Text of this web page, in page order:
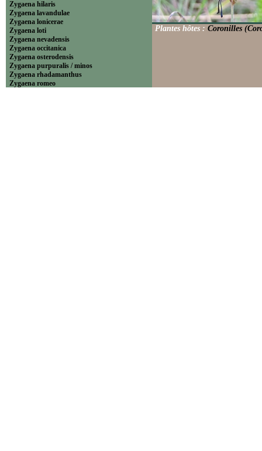
Zygaena hilaris
Zygaena lavandulae
Zygaena lonicerae
Zygaena loti
Zygaena nevadensis
Zygaena occitanica
Zygaena osterodensis
Zygaena purpuralis / minos
Zygaena rhadamanthus
Zygaena romeo
Plantes hôtes : Coronilles